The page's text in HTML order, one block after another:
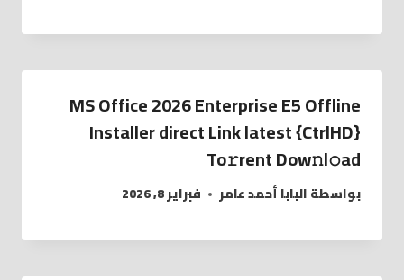
MS Office 2026 Enterprise E5 Offline
Installer direct Link latest {CtrlHD}
To𝚛rent Dow𝚗l𝚘ad
بواسطةالبابا أحمد عامر فبراير 8, 2026